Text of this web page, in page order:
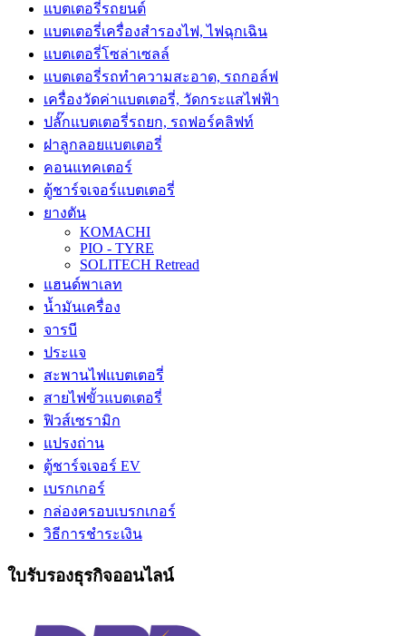
แบตเตอรี่รถยนต์
แบตเตอรี่เครื่องสำรองไฟ, ไฟฉุกเฉิน
แบตเตอรี่โซล่าเซลล์
แบตเตอรี่รถทำความสะอาด, รถกอล์ฟ
เครื่องวัดค่าแบตเตอรี่, วัดกระแสไฟฟ้า
ปลั๊กแบตเตอรี่รถยก, รถฟอร์คลิฟท์
ฝาลูกลอยแบตเตอรี่
คอนแทคเตอร์
ตู้ชาร์จเจอร์แบตเตอรี่
ยางตัน
KOMACHI
PIO - TYRE
SOLITECH Retread
แฮนด์พาเลท
น้ำมันเครื่อง
จารบี
ประแจ
สะพานไฟแบตเตอรี่
สายไฟขั้วแบตเตอรี่
ฟิวส์เซรามิก
แปรงถ่าน
ตู้ชาร์จเจอร์ EV
เบรกเกอร์
กล่องครอบเบรกเกอร์
วิธีการชำระเงิน
ใบรับรองธุรกิจออนไลน์